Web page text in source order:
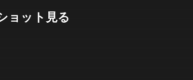
ョット見る